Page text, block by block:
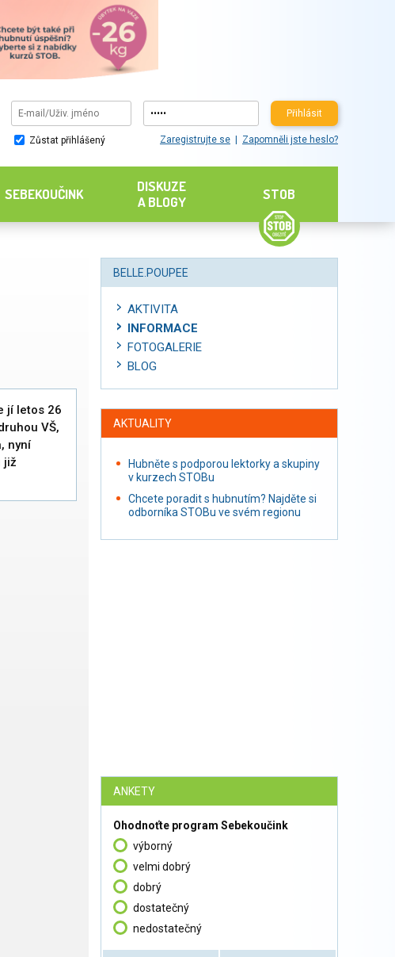
Přihlásit
Zůstat přihlášený Zaregistrujte se Zapomněli jste heslo?
SEBEKOUČINK
DISKUZE
A BLOGY
STOB
jí letos 26
VŠ,
nyní
již
BELLE.POUPEE
AKTIVITA
INFORMACE
FOTOGALERIE
BLOG
AKTUALITY
Hubněte s podporou lektorky a skupiny
v kurzech STOBu
Chcete poradit s hubnutím? Najděte si
odborníka STOBu ve svém regionu
ANKETY
Ohodnoťte program Sebekoučink
výborný
velmi dobrý
dobrý
dostatečný
nedostatečný